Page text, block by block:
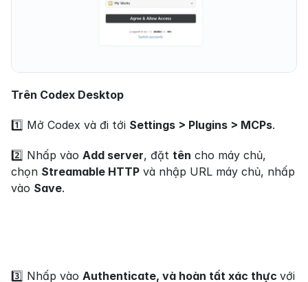
Trên Codex Desktop
1️⃣ Mở Codex và đi tới Settings > Plugins > MCPs.
2️⃣ Nhấp vào Add server, đặt tên cho máy chủ,
chọn Streamable HTTP và nhập URL máy chủ, nhấp
vào Save.
3️⃣ Nhấp vào Authenticate, và hoàn tất xác thực với